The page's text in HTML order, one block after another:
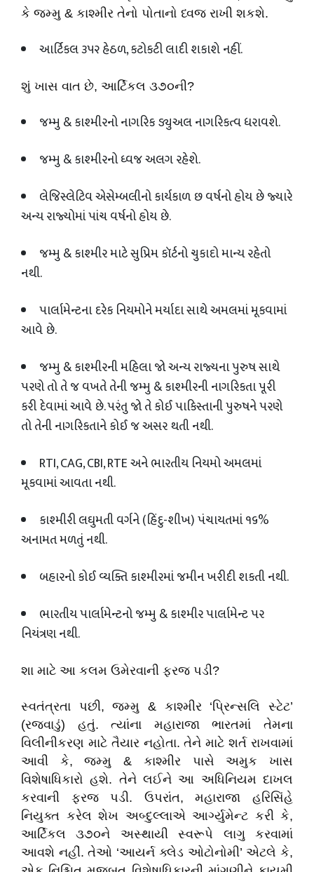
કે જમ્મુ & કાશ્મીર તેનો પોતાનો ધ્વજ રાખી શકશે.
આર્ટિકલ ૩૫૨ હેઠળ,કટોકટી લાદી શકાશે નહીં.
શું ખાસ વાત છે, આર્ટિકલ ૩૭૦ની?
જમ્મુ&કાશ્મીરનો નાગરિક ડ્યુઅલ નાગરિકત્વ ધરાવશે.
જમ્મુ&કાશ્મીરનો ધ્વજ અલગ રહેશે.
લેજિસ્લેટિવ એસેમ્બલીનો કાર્યકાળ છ વર્ષનો હોય છે જ્યારે
અન્ય રાજ્યોમાં પાંચ વર્ષનો હોય છે.
જમ્મુ&કાશ્મીર માટે સુપ્રિમ કૉર્ટનો ચુકાદો માન્ય રહેતો
નથી.
પાર્લામેન્ટના દરેક નિયમોને મર્યાદા સાથે અમલમાં મૂકવામાં
આવે છે.
જમ્મુ&કાશ્મીરની મહિલા જો અન્ય રાજ્યના પુરુષ સાથે
પરણે તો તે જ વખતે તેની જમ્મુ&કાશ્મીરની નાગરિકતા પૂરી
કરી દેવામાં આવે છે. પરંતુ જો તે કોઈ પાકિસ્તાની પુરુષને પરણે
તો તેની નાગરિકતાને કોઈ જ અસર થતી નથી.
RTI, CAG, CBI, RTEઅને ભારતીય નિયમો અમલમાં
મૂકવામાં આવતા નથી.
કાશ્મીરી લઘુમતી વર્ગને (હિંદુ-શીખ) પંચાયતમાં ૧૬%
અનામત મળતું નથી.
બહારનો કોઈ વ્યક્તિ કાશ્મીરમાં જમીન ખરીદી શકતી નથી.
ભારતીય પાર્લામેન્ટનો જમ્મુ&કાશ્મીર પાર્લામેન્ટ પર
નિયંત્રણ નથી.
શા માટે આ કલમ ઉમેરવાની ફરજ પડી?
સ્વતંત્રતા પછી,જમ્મુ & કાશ્મીર ‘પ્રિન્સલિ સ્ટેટ’
(રજવાડું) હતું. ત્યાંના મહારાજા ભારતમાં તેમના
વિલીનીકરણ માટે તૈયાર નહોતા. તેને માટે શર્ત રાખવામાં
આવી કે,જમ્મુ & કાશ્મીર પાસે અમુક ખાસ
વિશેષાધિકારો હશે. તેને લઈને આ અધિનિયમ દાખલ
કરવાની ફરજ પડી. ઉપરાંત,મહારાજા હરિસિંહે
નિયુક્ત કરેલ શેખ અબ્દુલ્લાએ આર્ગ્યુમેન્ટ કરી કે,
આર્ટિકલ ૩૭૦ને અસ્થાયી સ્વરૂપે લાગુ કરવામાં
આવશે નહીં. તેઓ ‘આયર્ન ક્લેડ ઓટોનોમી’ એટલે કે,